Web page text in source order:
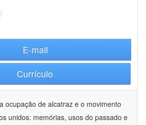
E-mail
Currículo
a ocupação de alcatraz e o movimento
unidos: memórias, usos do passado e